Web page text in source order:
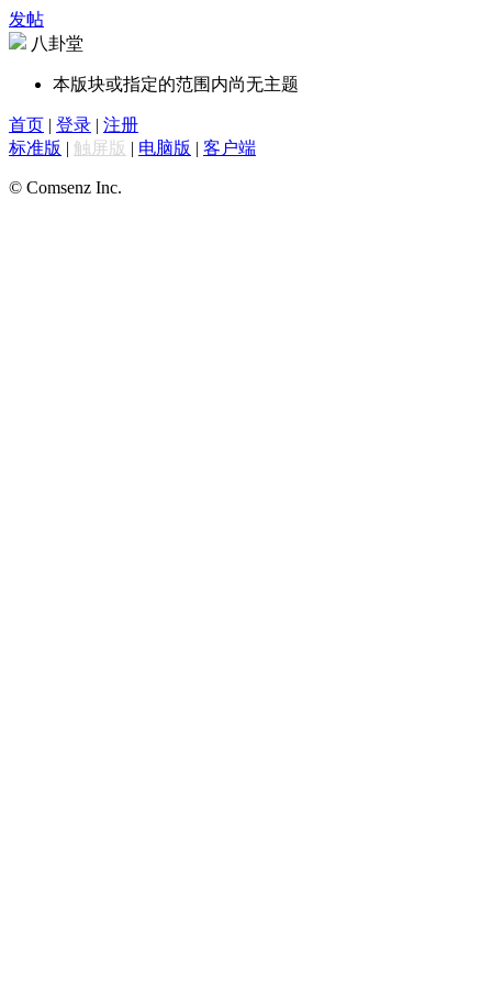
发帖
八卦堂
本版块或指定的范围内尚无主题
首页 | 登录 | 注册
标准版 | 触屏版 | 电脑版 | 客户端
© Comsenz Inc.